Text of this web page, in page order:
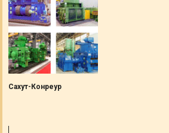
Сахут-Конреур